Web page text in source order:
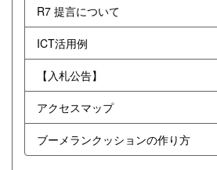
R7 提言について
ICT活用例
【入札公告】
アクセスマップ
ブーメランクッションの作り方